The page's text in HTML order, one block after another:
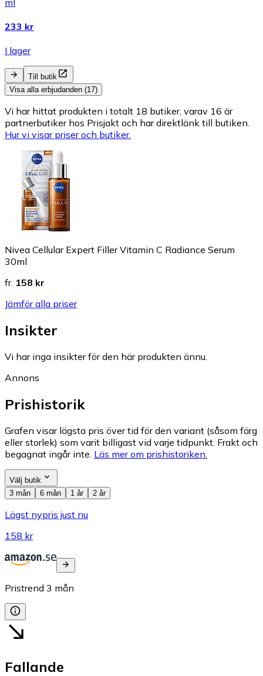
233 kr
I lager
Till butik
Visa alla erbjudanden (17)
Vi har hittat produkten i totalt 18 butiker, varav 16 är
partnerbutiker hos Prisjakt och har direktlänk till butiken.
Hur vi visar priser och butiker.
Nivea Cellular Expert Filler Vitamin C Radiance Serum
30ml
fr. 158 kr
Jämför alla priser
Insikter
Vi har inga insikter för den här produkten ännu.
Annons
Prishistorik
Grafen visar lägsta pris över tid för den variant (såsom färg
eller storlek) som varit billigast vid varje tidpunkt. Frakt och
begagnat ingår inte. Läs mer om prishistoriken.
Välj butik
3 mån
6 mån 1 år 2 år
Lägst nypris just nu
158 kr
Pristrend 3 mån
Fallande